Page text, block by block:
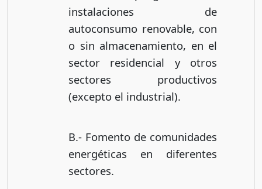
instalaciones de
autoconsumo renovable, con
o sin almacenamiento, en el
sector residencial y otros
sectores productivos
(excepto el industrial).
B.- Fomento de comunidades
energéticas en diferentes
sectores.